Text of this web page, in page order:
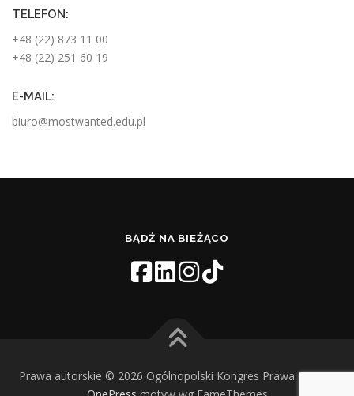
TELEFON:
+48 (22) 873 11 00
+48 (22) 251 60 19
E-MAIL:
biuro@mostwanted.edu.pl
BĄDŹ NA BIEŻĄCO
Prawa autorskie © 2026 Ogólnopolski Kongres Prawa Pracy–